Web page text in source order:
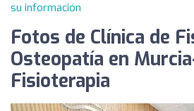
su información
Fotos de Clínica de
Osteopatía en
Fisioterapia